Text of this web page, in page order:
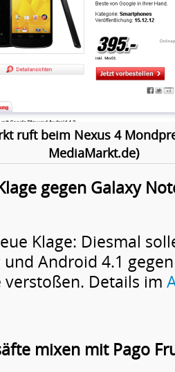
ruft beim Nexus 4
MediaMarkt.de)
gegen Galaxy
Klage: Diesmal
und Android 4.1
Details im
mixen mit Pago